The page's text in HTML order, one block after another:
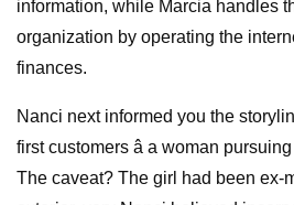
information, while Marcia handles
organization by operating the
finances.
Nanci next informed you the
first customers â a woman
The caveat? The girl had been ex-